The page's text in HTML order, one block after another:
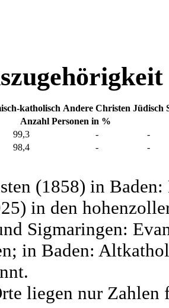
katholisch Andere Christen Jüdisch
Anzahl Personen in %
99,3 -
-
98,4 - -
(1858) in
in den
Sigmaringen:
in Baden:
liegen nur Zahlen